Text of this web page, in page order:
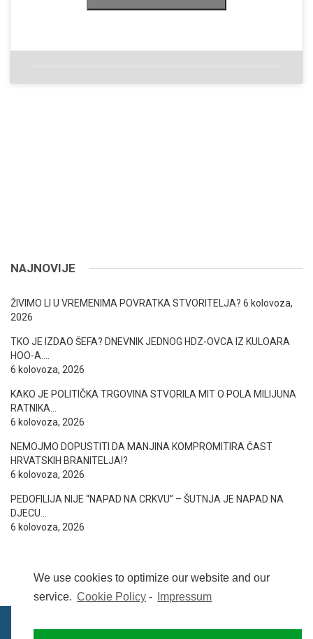
We use cookies to optimize our website and our
service. Cookie Policy - Impressum
NAJNOVIJE
ŽIVIMO LI U VREMENIMA POVRATKA STVORITELJA? 6 kolovoza,
2026
TKO JE IZDAO ŠEFA? DNEVNIK JEDNOG HDZ-OVCA IZ KULOARA
HOO-A….
6 kolovoza, 2026
KAKO JE POLITIČKA TRGOVINA STVORILA MIT O POLA MILIJUNA
RATNIKA…
6 kolovoza, 2026
NEMOJMO DOPUSTITI DA MANJINA KOMPROMITIRA ČAST
HRVATSKIH BRANITELJA!?
6 kolovoza, 2026
PEDOFILIJA NIJE “NAPAD NA CRKVU” – ŠUTNJA JE NAPAD NA
DJECU…
6 kolovoza, 2026